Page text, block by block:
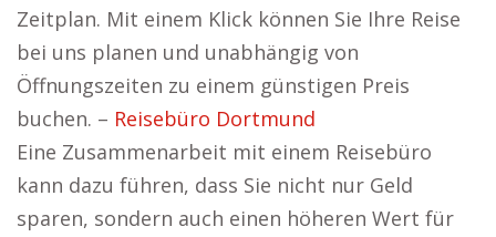
Zeitplan. Mit einem Klick können Sie Ihre Reise
bei uns planen und unabhängig von
Öffnungszeiten zu einem günstigen Preis
buchen. – Reisebüro Dortmund
Eine Zusammenarbeit mit einem Reisebüro
kann dazu führen, dass Sie nicht nur Geld
sparen, sondern auch einen höheren Wert für